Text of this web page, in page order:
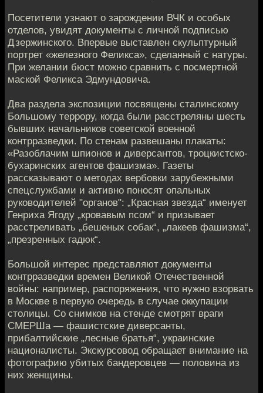
Посетители узнают о зарождении ВЧК и особых
отделов, увидят документы с личной подписью
Дзержинского. Впервые выставлен скульптурный
портрет «железного Феликса», сделанный с натуры.
При желании бюст можно сравнить с посмертной
маской Феликса Эдмундовича.
Два раздела экспозиции посвящены сталинскому
Большому террору, когда были расстреляны шесть
бывших начальников советской военной
контрразведки. По стенам развешаны плакаты:
«Разоблачим шпионов и диверсантов, троцкистско-
бухаринских агентов фашизма». Газеты
рассказывают о методах вербовки зарубежными
спецслужбами и активно поносят опальных
руководителей "органов": „Красная звезда“ именует
Генриха Ягоду „кровавым псом“ и призывает
расстреливать „бешеных собак“, „лакеев фашизма“,
„презренных гадюк“.
Большой интерес представляют документы
контрразведки времен Великой Отечественной
войны: например, распоряжения, что нужно взорвать
в Москве в первую очередь в случае оккупации
столицы. Со снимков на стенде смотрят враги
СМЕРШа — фашистские диверсанты,
прибалтийские „лесные братья“, украинские
националисты. Экскурсовод обращает внимание на
фотографию убитых бандеровцев — половина из
них женщины.